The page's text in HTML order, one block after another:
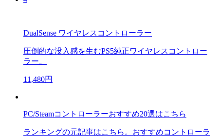
DualSense ワイヤレスコントローラー
圧倒的な没入感を生むPS5純正ワイヤレスコントロー
ラー。
11,480円
PC/Steamコントローラーおすすめ20選はこちら
ランキングの元記事はこちら。おすすめコントローラ